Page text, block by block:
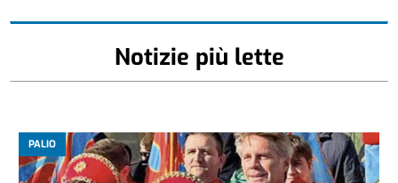
Notizie più lette
PALIO